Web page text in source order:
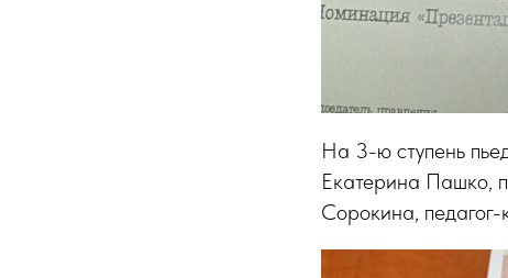
На 3-ю ступень
Екатерина Пашко,
Сорокина,